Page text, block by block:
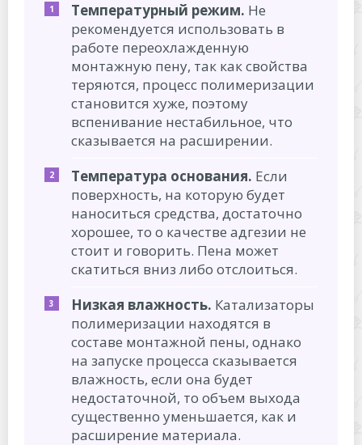
Температурный режим. Не
рекомендуется использовать в
работе переохлажденную
монтажную пену, так как свойства
теряются, процесс полимеризации
становится хуже, поэтому
вспенивание нестабильное, что
сказывается на расширении.
Температура основания. Если
поверхность, на которую будет
наноситься средства, достаточно
хорошее, то о качестве адгезии не
стоит и говорить. Пена может
скатиться вниз либо отслоиться.
Низкая влажность. Катализаторы
полимеризации находятся в
составе монтажной пены, однако
на запуске процесса сказывается
влажность, если она будет
недостаточной, то объем выхода
существенно уменьшается, как и
расширение материала.